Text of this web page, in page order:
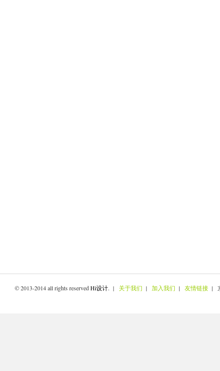
© 2013-2014 all rights reservedHi设计. | 关于我们 | 加入我们 | 友情链接 |